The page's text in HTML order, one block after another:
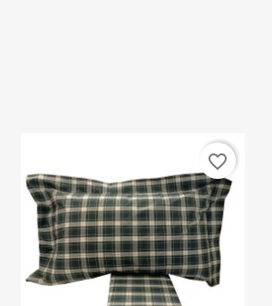
favorite_border